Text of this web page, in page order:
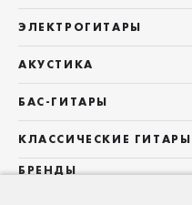
ЭЛЕКТРОГИТАРЫ
Telecaster
Les Paul
Superstrat
АКУСТИКА
Фолки (ОМ, 000, 00)
Гранд Аудиториум
БАС-ГИТАРЫ
Precision Bass
КЛАССИЧЕСКИЕ ГИТАРЫ
Все классические гитары
БРЕНДЫ